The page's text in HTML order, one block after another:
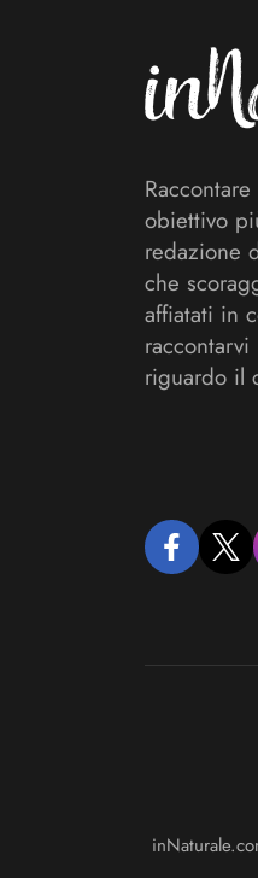
obiettivo
redazione
che
affiatati in
riguardo il
facebook